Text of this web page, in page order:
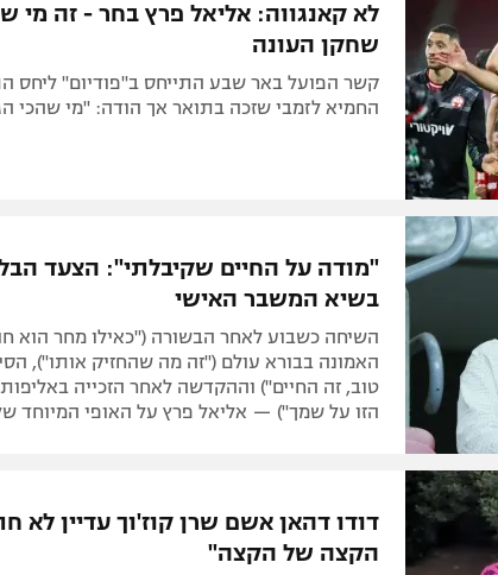
לא קאנגווה: אליאל פרץ בחר - זה מי
שחקן העונה
קשר הפועל באר שבע התייחס ב"פודיום" ליחס
החמיא לזמבי שזכה בתואר אך הודה: "מי שהכי
"מודה על החיים שקיבלתי": הצעד
בשיא המשבר האישי
השיחה כשבוע לאחר הבשורה ("כאילו מחר הוא
האמונה בבורא עולם ("זה מה שהחזיק אותו"),
טוב, זה החיים") וההקדשה לאחר הזכייה
הזו על שמך") — אליאל פרץ על האופי המיוחד
דודו דהאן אשם שרן קוז'וך עדיין לא
הקצה של הקצה"